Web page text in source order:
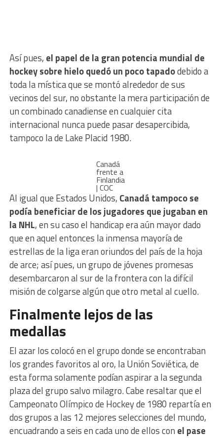
Así pues, el papel de la gran potencia mundial de
hockey sobre hielo quedó un poco tapadodebido a
toda la mística que se montó alrededor de sus
vecinos del sur, no obstante la mera participación de
un combinado canadiense en cualquier cita
internacional nunca puede pasar desapercibida,
tampoco la de Lake Placid 1980.
Canadá
frente a
Finlandia
| COC
Al igual que Estados Unidos, Canadá tampoco se
podía beneficiar de los jugadores que jugaban en
la NHL, en su caso el handicap era aún mayor dado
que en aquel entonces la inmensa mayoría de
estrellas de la liga eran oriundos del país de la hoja
de arce; así pues, un grupo de jóvenes promesas
desembarcaron al sur de la frontera con la difícil
misión de colgarse algún que otro metal al cuello.
Finalmente lejos de las
medallas
El azar los colocó en el grupo donde se encontraban
los grandes favoritos al oro, la Unión Soviética, de
esta forma solamente podían aspirar a la segunda
plaza del grupo salvo milagro. Cabe resaltar que el
Campeonato Olímpico de Hockey de 1980 repartía en
dos grupos a las 12 mejores selecciones del mundo,
encuadrando a seis en cada uno de ellos con el pase